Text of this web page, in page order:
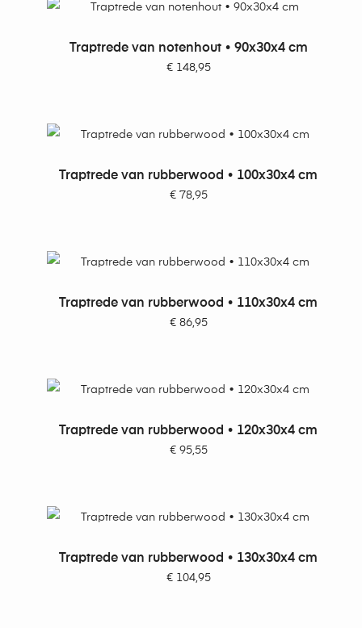
TOEVOEGEN AAN WINKELWAGEN
Traptrede van notenhout • 90x30x4 cm
€148,95
TOEVOEGEN AAN WINKELWAGEN
Traptrede van rubberwood • 100x30x4 cm
€78,95
TOEVOEGEN AAN WINKELWAGEN
Traptrede van rubberwood • 110x30x4 cm
€86,95
TOEVOEGEN AAN WINKELWAGEN
Traptrede van rubberwood • 120x30x4 cm
€95,55
TOEVOEGEN AAN WINKELWAGEN
Traptrede van rubberwood • 130x30x4 cm
€104,95